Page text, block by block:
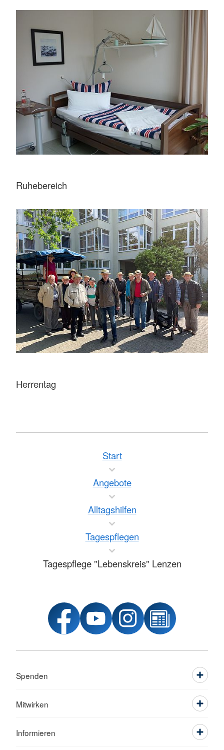
Ruhebereich
Herrentag
Start
Angebote
Alltagshilfen
Tagespflegen
Tagespflege "Lebenskreis" Lenzen
Spenden
Mitwirken
Informieren